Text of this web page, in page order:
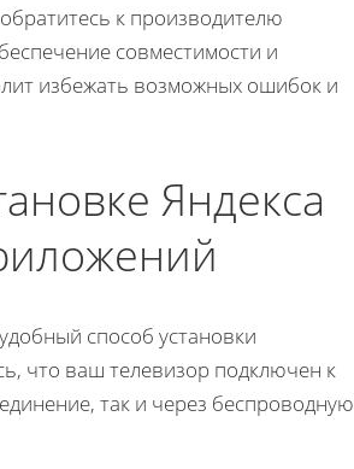
к производителю
совместимости и
избежать возможных ошибок и
Яндекса
способ установки
что ваш телевизор подключен к
так и через беспроводную